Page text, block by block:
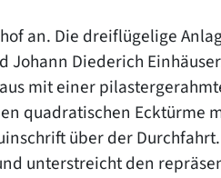
an. Die dreiflügelige
Johann Diederich
mit einer
quadratischen Ecktürme
über der Durchfahrt.
unterstreicht den